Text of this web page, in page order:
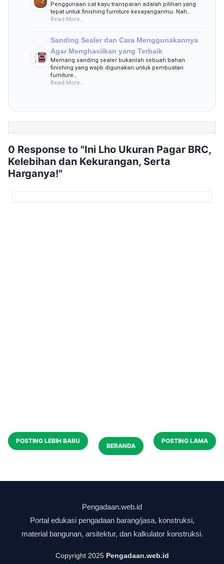
Penggunaan cat kayu transparan adalah pilihan yang
tepat untuk finishing furniture kesayanganmu. Nah…
Read More...
Sanding Sealer dan Cara Menggunakannya
Agar Menghasilkan yang Terbaik
Memang sanding sealer bukanlah sebuah bahan
finishing yang wajib digunakan untuk pembuatan
furniture…
Read More...
0 Response to "Ini Lho Ukuran Pagar BRC,
Kelebihan dan Kekurangan, Serta
Harganya!"
POSTING LEBIH BARU POSTING LAMA
BERANDA
Copyright 2025 Pengadaan.web.id